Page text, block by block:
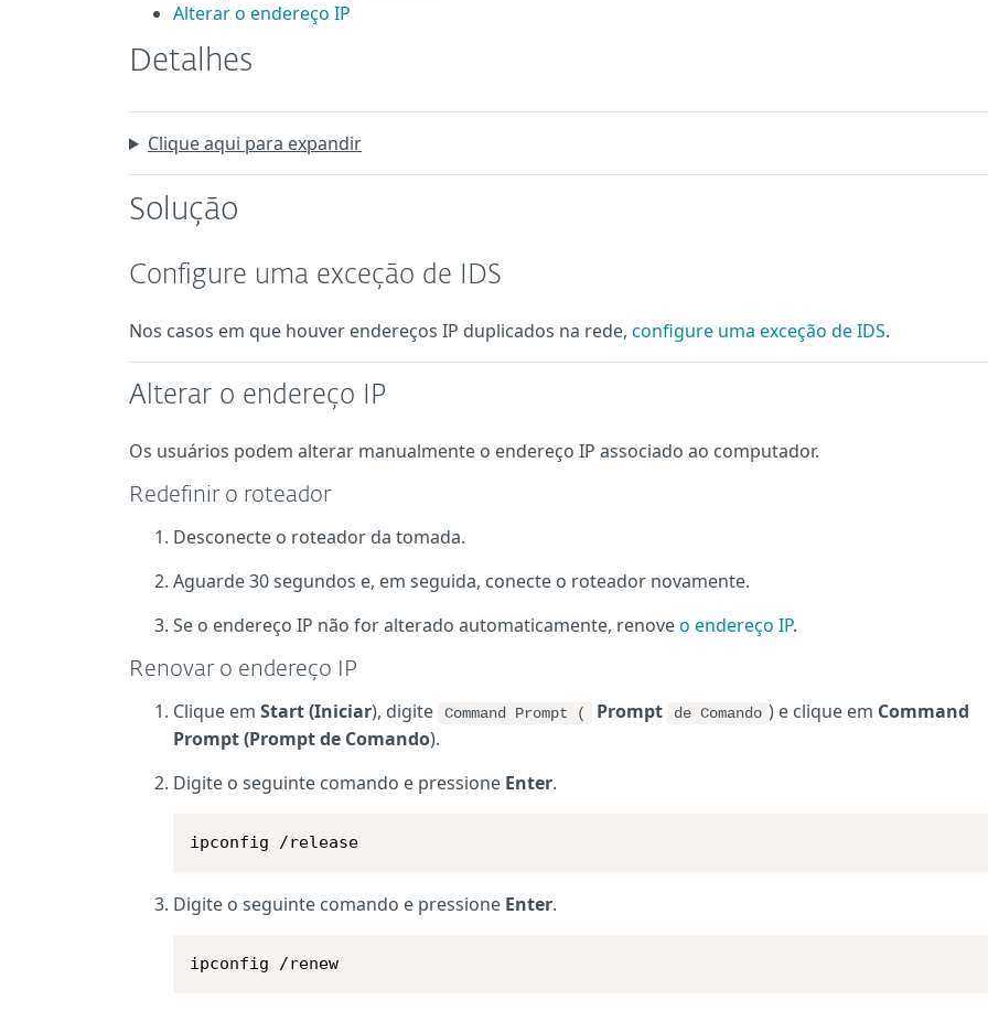
Alterar o endereço IP
Detalhes
Clique aqui para expandir
Solução
Configure uma exceção de IDS
Nos casos em que houver endereços IP duplicados na rede, configure uma exceção de IDS.
Alterar o endereço IP
Os usuários podem alterar manualmente o endereço IP associado ao computador.
Redefinir o roteador
Desconecte o roteador da tomada.
Aguarde 30 segundos e, em seguida, conecte o roteador novamente.
Se o endereço IP não for alterado automaticamente, renoveo endereço IP.
Renovar o endereço IP
Clique em Start (Iniciar), digite Command Prompt ( Prompt de Comando ) e clique em Command
Prompt (Prompt de Comando).
Digite o seguinte comando e pressione Enter.
ipconfig /release
Digite o seguinte comando e pressione Enter.
ipconfig /renew